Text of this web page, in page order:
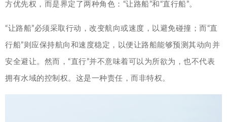
方优先权，而是界定了两种角色：“让路船”和“直行船”。
“让路船”必须采取行动，改变航向或速度，以避免碰撞；而“直
行船”则应保持航向和速度稳定，以便让路船能够预测其动向并
安全避让。然而，“直行”并不意味着可以为所欲为，也不代表
拥有水域的控制权。这是一种责任，而非特权。